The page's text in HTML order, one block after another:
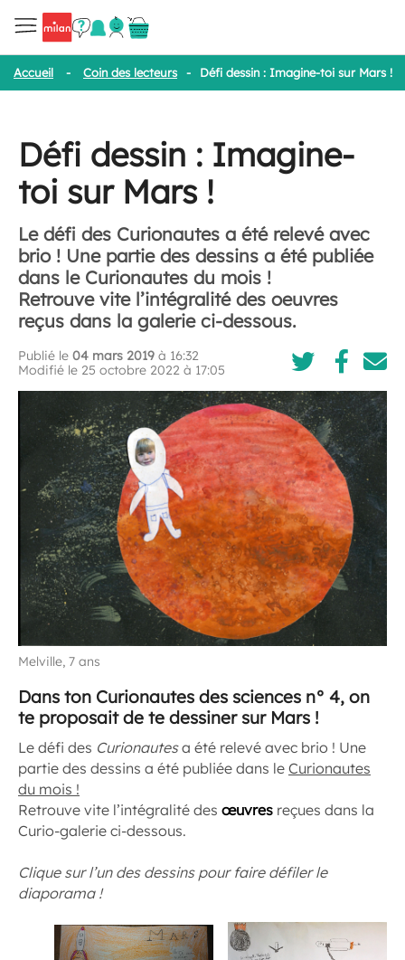
Accueil - Coin des lecteurs - Défi dessin : Imagine-toi sur Mars !
Défi dessin : Imagine-
toi sur Mars !
Le défi des Curionautes a été relevé avec
brio ! Une partie des dessins a été publiée
dans le Curionautes du mois !
Retrouve vite l’intégralité des oeuvres
reçus dans la galerie ci-dessous.
Publié le 04 mars 2019 à 16:32
Modifié le 25 octobre 2022 à 17:05
Melville, 7 ans
Dans ton Curionautes des sciences n° 4, on
te proposait de te dessiner sur Mars !
Le défi des Curionautesa été relevé avec brio ! Une
partie des dessins a été publiée dans le Curionautes
du mois !
Retrouve vite l’intégralité des œuvres reçues dans la
Curio-galerie ci-dessous.
Clique sur l’un des dessins pour faire défiler le
diaporama !